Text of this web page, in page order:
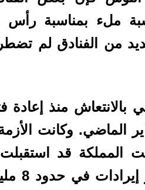
ملء بمناسبة رأس
من الفنادق لم
بالانتعاش منذ إعادة
الماضي. وكانت